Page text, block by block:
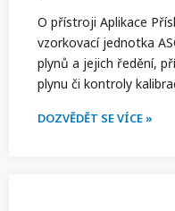
O přístroji Aplikace
vzorkovací jednotka
plynů a jejich ředění,
plynu či kontroly
DOZVĚDĚT SE VÍCE »